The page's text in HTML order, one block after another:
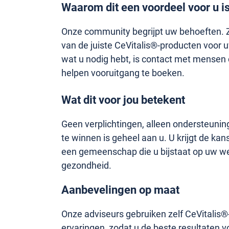
Waarom dit een voordeel voor u
Onze community begrijpt uw behoeften.
van de juiste CeVitalis®-producten voor
wat u nodig hebt, is contact met mensen
helpen vooruitgang te boeken.
Wat dit voor jou betekent
Geen verplichtingen, alleen
te winnen is geheel aan u. U krijgt de
een gemeenschap die u bijstaat op uw
gezondheid.
Aanbevelingen op maat
Onze adviseurs gebruiken zelf